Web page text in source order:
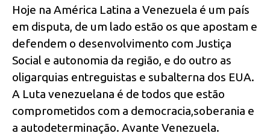
Hoje na América Latina a Venezuela é um país
em disputa, de um lado estão os que apostam e
defendem o desenvolvimento com Justiça
Social e autonomia da região, e do outro as
oligarquias entreguistas e subalterna dos EUA.
A Luta venezuelana é de todos que estão
comprometidos com a democracia,soberania e
a autodeterminação. Avante Venezuela.